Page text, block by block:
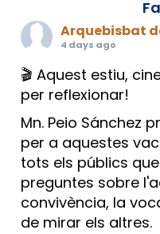
Arquebisbat
4 days ago
🎬 Aquest estiu,
per reflexionar!
Mn. Peio Sánchez
per a aquestes
tots els públics
preguntes sobre
convivència, la
de mirar els altres.